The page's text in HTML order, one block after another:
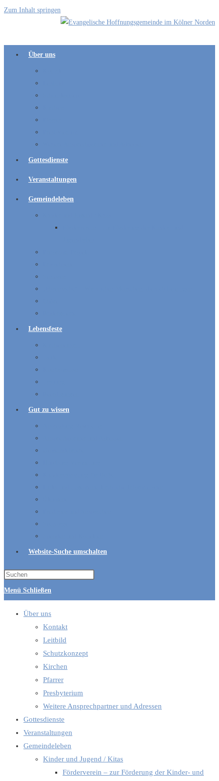
Zum Inhalt springen
Über uns
Gottesdienste
Veranstaltungen
Gemeindeleben
Lebensfeste
Gut zu wissen
Website-Suche umschalten
Menü Schließen
Über uns
Kontakt
Leitbild
Schutzkonzept
Kirchen
Pfarrer
Presbyterium
Weitere Ansprechpartner und Adressen
Gottesdienste
Veranstaltungen
Gemeindeleben
Kinder und Jugend / Kitas
Förderverein – zur Förderung der Kinder- und